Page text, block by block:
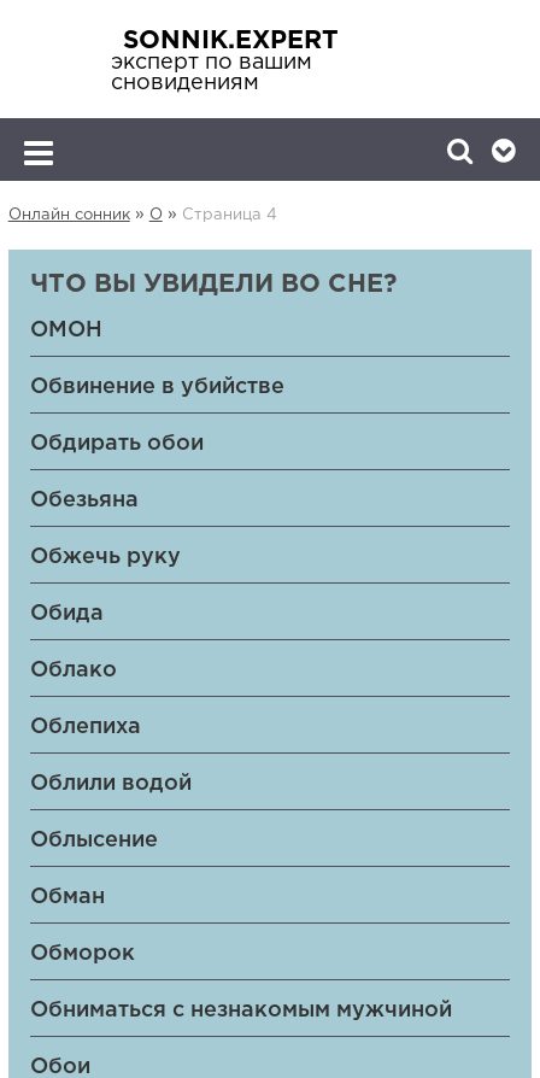
SONNIK.EXPERT
эксперт по вашим
сновидениям
Онлайн сонник» О » Страница 4
ЧТО ВЫ УВИДЕЛИ ВО СНЕ?
ОМОН
Обвинение в убийстве
Обдирать обои
Обезьяна
Обжечь руку
Обида
Облако
Облепиха
Облили водой
Облысение
Обман
Обморок
Обниматься с незнакомым мужчиной
Обои